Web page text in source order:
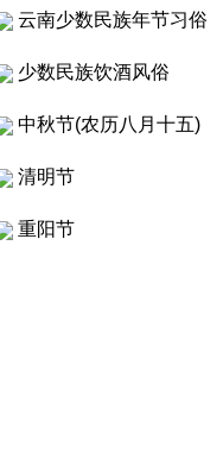
云南少数民族年节习俗
少数民族饮酒风俗
中秋节(农历八月十五)
清明节
重阳节